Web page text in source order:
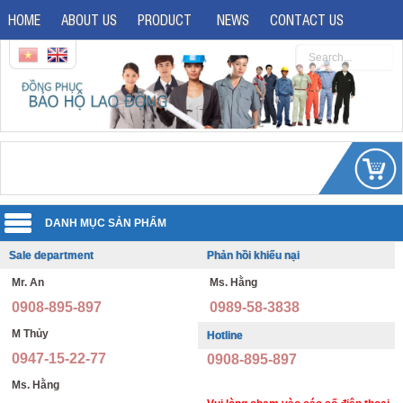
HOME ABOUT US PRODUCT NEWS CONTACT US
Uniforms
Office uniforms
Security uniforms
Safety shoes
Imported safety shoes
Sale department
Mr. An
0908-895-897
M Thủy
0947-15-22-77
Ms. Hằng
Phản hồi khiếu nại
Ms. Hằng
0989-58-3838
Hotline
0908-895-897